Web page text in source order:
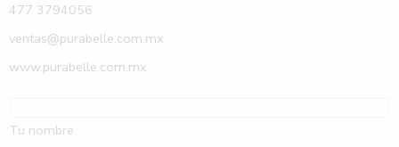
477 3794056
ventas@purabelle.com.mx
www.purabelle.com.mx
Tu nombre